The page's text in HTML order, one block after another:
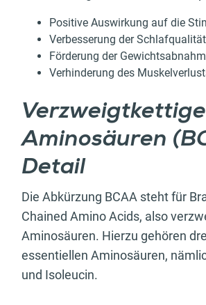
Positive Auswirkung auf die
Verbesserung der Schlafqualität
Förderung der
Verhinderung des
Verzweigtkettige
Aminosäuren
Detail
Die Abkürzung BCAA steht für
Chained Amino Acids, also
Aminosäuren. Hierzu gehören
essentiellen Aminosäuren,
und Isoleucin.